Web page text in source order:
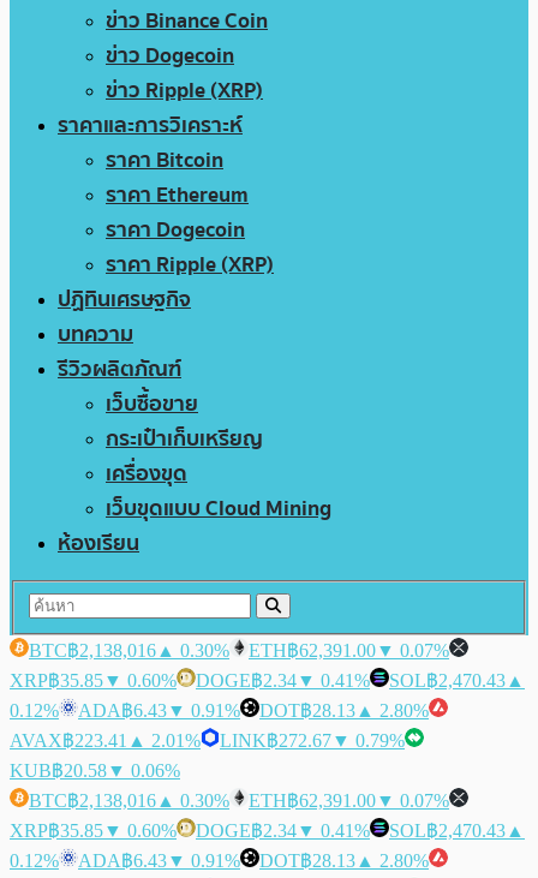
ข่าว Binance Coin
ข่าว Dogecoin
ข่าว Ripple (XRP)
ราคาและการวิเคราะห์
ราคา Bitcoin
ราคา Ethereum
ราคา Dogecoin
ราคา Ripple (XRP)
ปฏิทินเศรษฐกิจ
บทความ
รีวิวผลิตภัณฑ์
เว็บซื้อขาย
กระเป๋าเก็บเหรียญ
เครื่องขุด
เว็บขุดแบบ Cloud Mining
ห้องเรียน
BTC฿2,138,016 ▲ 0.30% ETH฿62,391.00▼ 0.07%
XRP฿35.85▼ 0.60% DOGE฿2.34▼ 0.41% SOL฿2,470.43 ▲
0.12%
ADA฿6.43▼ 0.91% DOT฿28.13 ▲ 2.80%
AVAX฿223.41 ▲ 2.01% LINK฿272.67▼ 0.79%
KUB฿20.58▼ 0.06%
BTC฿2,138,016 ▲ 0.30% ETH฿62,391.00▼ 0.07%
XRP฿35.85▼ 0.60% DOGE฿2.34▼ 0.41% SOL฿2,470.43 ▲
0.12%
ADA฿6.43▼ 0.91% DOT฿28.13 ▲ 2.80%